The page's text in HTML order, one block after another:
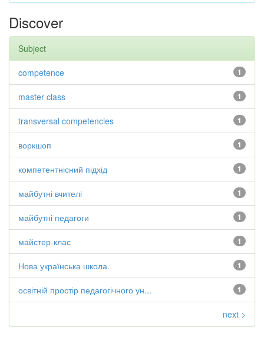
Discover
Subject
1
competence
1
master class
1
transversal competencies
1
воркшоп
1
компетентнісний підхід
1
майбутні вчителі
1
майбутні педагоги
1
майстер-клас
1
Нова українська школа.
1
освітній простір педагогічного ун...
next >